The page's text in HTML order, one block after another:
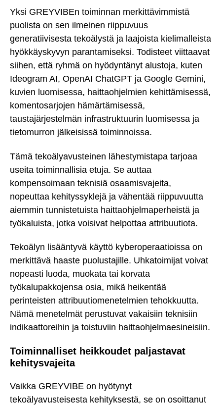
Yksi GREYVIBEn toiminnan merkittävimmistä
puolista on sen ilmeinen riippuvuus
generatiivisesta tekoälystä ja laajoista kielimalleista
hyökkäyskyvyn parantamiseksi. Todisteet viittaavat
siihen, että ryhmä on hyödyntänyt alustoja, kuten
Ideogram AI, OpenAI ChatGPT ja Google Gemini,
kuvien luomisessa, haittaohjelmien kehittämisessä,
komentosarjojen hämärtämisessä,
taustajärjestelmän infrastruktuurin luomisessa ja
tietomurron jälkeisissä toiminnoissa.
Tämä tekoälyavusteinen lähestymistapa tarjoaa
useita toiminnallisia etuja. Se auttaa
kompensoimaan teknisiä osaamisvajeita,
nopeuttaa kehityssyklejä ja vähentää riippuvuutta
aiemmin tunnistetuista haittaohjelmaperheistä ja
työkaluista, jotka voisivat helpottaa attribuutiota.
Tekoälyn lisääntyvä käyttö kyberoperaatioissa on
merkittävä haaste puolustajille. Uhkatoimijat voivat
nopeasti luoda, muokata tai korvata
työkalupakkojensa osia, mikä heikentää
perinteisten attribuutiomenetelmien tehokkuutta.
Nämä menetelmät perustuvat vakaisiin teknisiin
indikaattoreihin ja toistuviin haittaohjelmaesineisiin.
Toiminnalliset heikkoudet paljastavat
kehitysvajeita
Vaikka GREYVIBE on hyötynyt
tekoälyavusteisesta kehityksestä, se on osoittanut